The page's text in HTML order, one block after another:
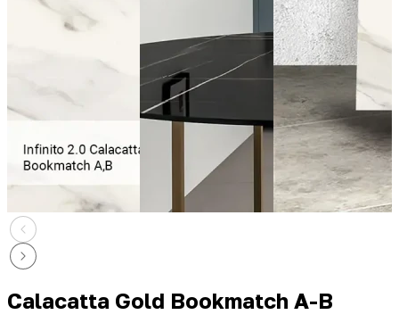
Calacatta Gold Bookmatch A-B